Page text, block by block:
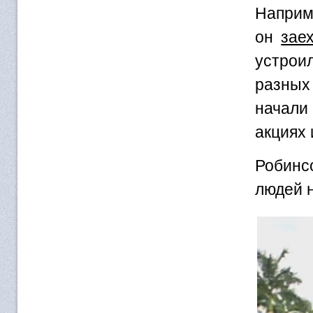
он
людей